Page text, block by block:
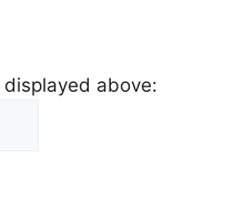
above: